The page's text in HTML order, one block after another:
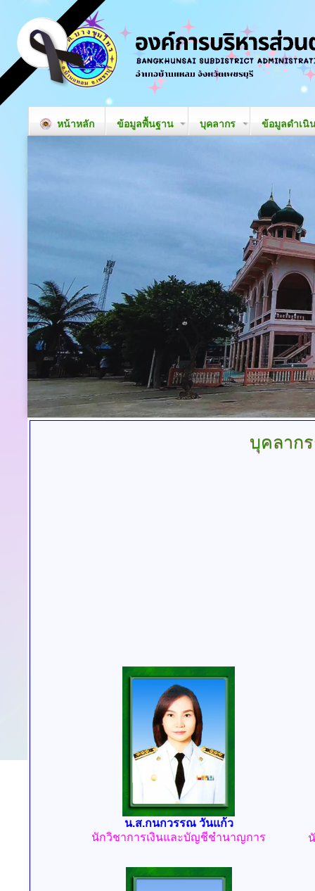
หน้าหลัก ข้อมูลพื้นฐาน บุคลากร ข้อมูลดำเนิ
บุคลาก
น.ส.กนกวรรณ วันแก้ว
นักวิชาการเงินและบัญชีชำนาญการ